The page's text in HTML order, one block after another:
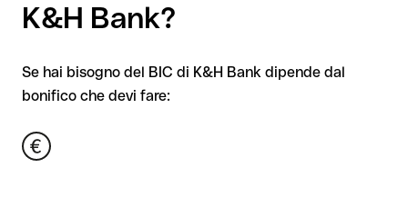
K&H Bank?
Se hai bisogno del BIC di K&H Bank dipende dal
bonifico che devi fare: